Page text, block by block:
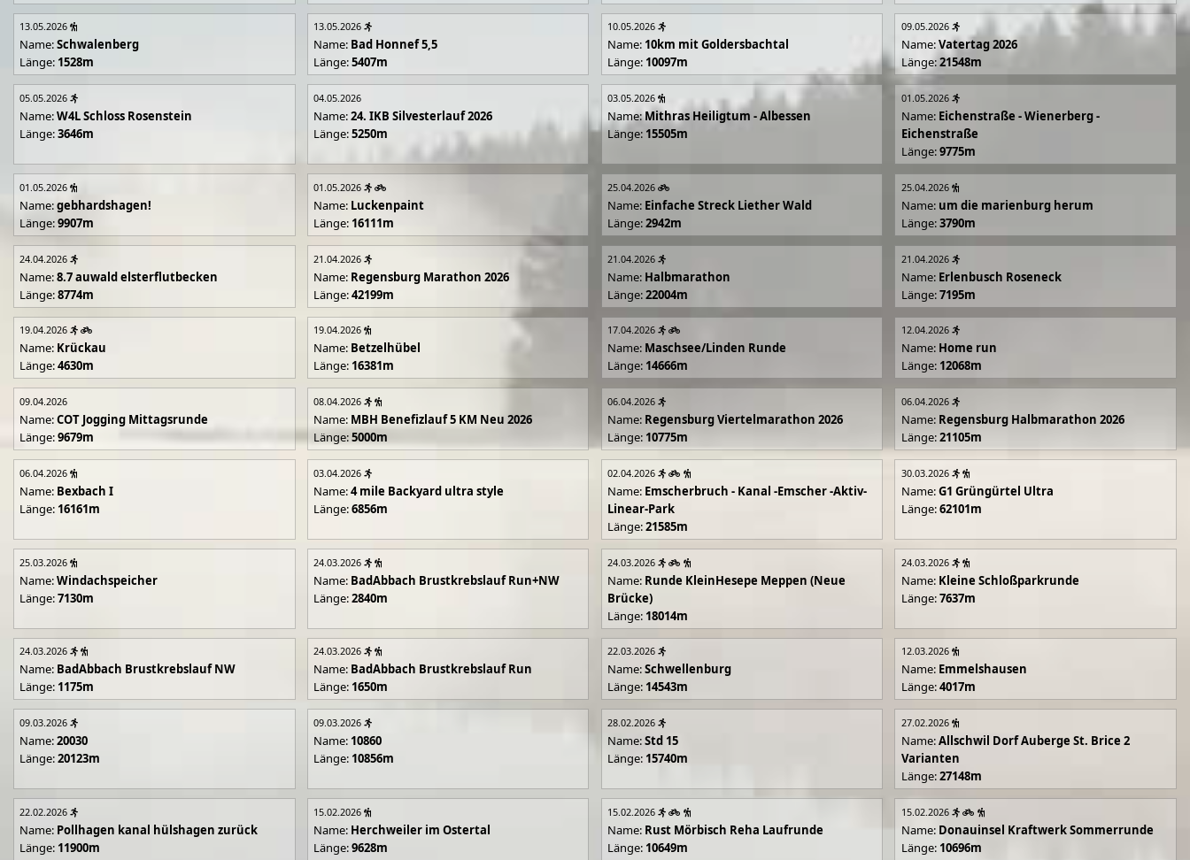
13.05.2026
Name:Schwalenberg
Länge: 1528m
13.05.2026
Name: Bad Honnef 5,5
Länge:5407m
10.05.2026
Name: 10km mit Goldersbachtal
Länge: 10097m
09.05.2026
Name:Vatertag 2026
Länge:21548m
05.05.2026
Name:W4L Schloss Rosenstein
Länge:3646m
04.05.2026
Name:24. IKB Silvesterlauf 2026
Länge:5250m
03.05.2026
Name:Mithras Heiligtum - Albessen
Länge: 15505m
01.05.2026
Name: Eichenstraße - Wienerberg -
Eichenstraße
Länge:9775m
01.05.2026
Name:gebhardshagen!
Länge:9907m
01.05.2026
Name: Luckenpaint
Länge: 16111m
25.04.2026
Name: Einfache Streck Liether Wald
Länge:2942m
25.04.2026
Name: um die marienburg herum
Länge:3790m
24.04.2026
Name:8.7 auwald elsterflutbecken
Länge:8774m
21.04.2026
Name: Regensburg Marathon 2026
Länge:42199m
21.04.2026
Name: Halbmarathon
Länge:22004m
21.04.2026
Name: Erlenbusch Roseneck
Länge:7195m
19.04.2026
Name: Krückau
Länge:4630m
19.04.2026
Name: Betzelhübel
Länge: 16381m
17.04.2026
Name: Maschsee/Linden Runde
Länge: 14666m
12.04.2026
Name: Home run
Länge: 12068m
09.04.2026
Name:COT Jogging Mittagsrunde
Länge:9679m
08.04.2026
Name: MBH Benefizlauf 5 KM Neu 2026
Länge:5000m
06.04.2026
Name: Regensburg Viertelmarathon 2026
Länge: 10775m
06.04.2026
Name: Regensburg Halbmarathon 2026
Länge:21105m
06.04.2026
Name: Bexbach I
Länge: 16161m
03.04.2026
Name:4 mile Backyard ultra style
Länge:6856m
02.04.2026
Name: Emscherbruch - Kanal -Emscher -Aktiv-
Linear-Park
Länge:21585m
30.03.2026
Name:G1 Grüngürtel Ultra
Länge:62101m
25.03.2026
Name:Windachspeicher
Länge:7130m
24.03.2026
Name: BadAbbach Brustkrebslauf Run+NW
Länge:2840m
24.03.2026
Name: Runde KleinHesepe Meppen (Neue
Brücke)
Länge: 18014m
24.03.2026
Name: Kleine Schloßparkrunde
Länge:7637m
24.03.2026
Name: BadAbbach Brustkrebslauf NW
Länge: 1175m
24.03.2026
Name: BadAbbach Brustkrebslauf Run
Länge: 1650m
22.03.2026
Name:Schwellenburg
Länge: 14543m
12.03.2026
Name: Emmelshausen
Länge:4017m
09.03.2026
Name:20030
Länge:20123m
09.03.2026
Name: 10860
Länge: 10856m
28.02.2026
Name:Std 15
Länge: 15740m
27.02.2026
Name:Allschwil Dorf Auberge St. Brice 2
Varianten
Länge:27148m
22.02.2026
Name: Pollhagen kanal hülshagen zurück
Länge: 11900m
15.02.2026
Name: Herchweiler im Ostertal
Länge:9628m
15.02.2026
Name: Rust Mörbisch Reha Laufrunde
Länge: 10649m
15.02.2026
Name: Donauinsel Kraftwerk Sommerrunde
Länge: 10696m